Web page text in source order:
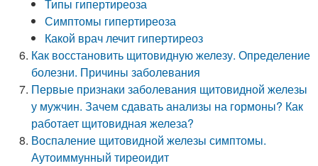
Типы гипертиреоза
Симптомы гипертиреоза
Какой врач лечит гипертиреоз
Как восстановить щитовидную железу. Определение
болезни. Причины заболевания
Первые признаки заболевания щитовидной железы
у мужчин. Зачем сдавать анализы на гормоны? Как
работает щитовидная железа?
Воспаление щитовидной железы симптомы.
Аутоиммунный тиреоидит